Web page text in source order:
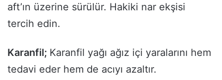
aft’ın üzerine sürülür. Hakiki nar ekşisi
tercih edin.
Karanfil; Karanfil yağı ağız içi yaralarını hem
tedavi eder hem de acıyı azaltır.